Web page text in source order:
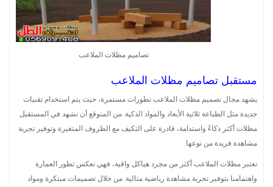
تصاميم مظلات الملاعب
مستقبل تصاميم مظلات الملاعب
يشهد مجال تصميم مظلات الملاعب تطورات مستمرة، حيث يتم استخدام تقنيات
جديدة مثل الطباعة ثلاثية الأبعاد والمواد الذكية. من المتوقع أن نشهد في المستقبل
مظلات أكثر ذكاءً واستدامة، قادرة على التكيف مع الظروف المتغيرة وتوفير تجربة
مشاهدة فريدة من نوعها.
تعتبر مظلات الملاعب أكثر من مجرد هياكل واقية، فهي تعكس تطور العمارة
واهتمامنا بتوفير تجربة مشاهدة رياضية مثالية. من خلال تصميمات مبتكرة ومواد